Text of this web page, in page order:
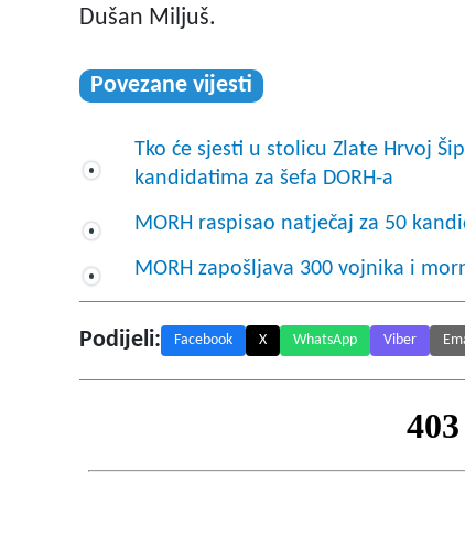
Dušan Miljuš.
Povezane vijesti
Tko će sjesti u stolicu Zlate Hrvoj
kandidatima za šefa DORH-a
MORH raspisao natječaj za 50
MORH zapošljava 300 vojnika i
Podijeli: Facebook X WhatsApp Viber